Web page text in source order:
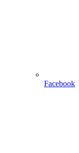
Facebook